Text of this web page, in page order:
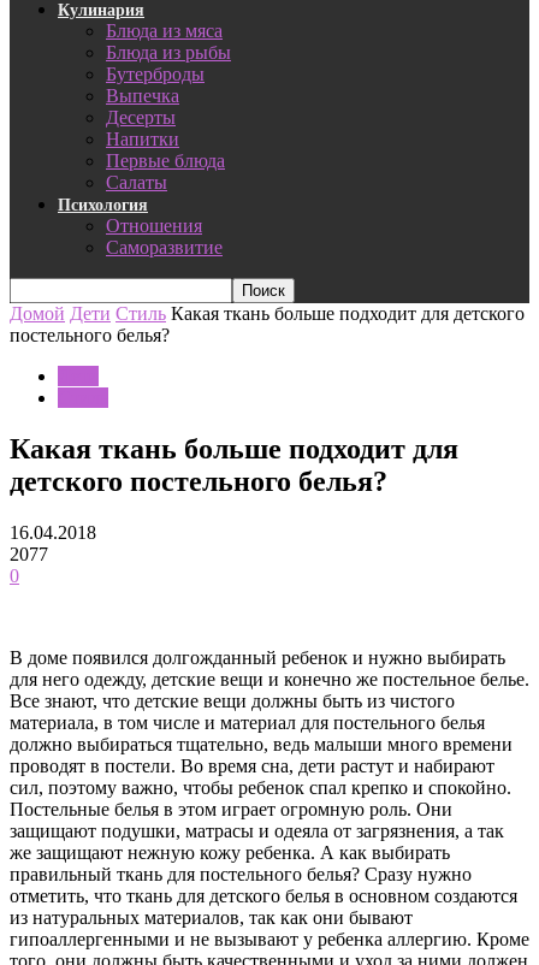
Кулинария
Блюда из мяса
Блюда из рыбы
Бутерброды
Выпечка
Десерты
Напитки
Первые блюда
Салаты
Психология
Отношения
Саморазвитие
Домой Дети Стиль Какая ткань больше подходит для детского
постельного белья?
Какая ткань больше подходит для
детского постельного белья?
16.04.2018
2077
0
В доме появился долгожданный ребенок и нужно выбирать
для него одежду, детские вещи и конечно же постельное белье.
Все знают, что детские вещи должны быть из чистого
материала, в том числе и материал для постельного белья
должно выбираться тщательно, ведь малыши много времени
проводят в постели. Во время сна, дети растут и набирают
сил, поэтому важно, чтобы ребенок спал крепко и спокойно.
Постельные белья в этом играет огромную роль. Они
защищают подушки, матрасы и одеяла от загрязнения, а так
же защищают нежную кожу ребенка. А как выбирать
правильный ткань для постельного белья? Сразу нужно
отметить, что ткань для детского белья в основном создаются
из натуральных материалов, так как они бывают
гипоаллергенными и не вызывают у ребенка аллергию. Кроме
того, они должны быть качественными и уход за ними должен